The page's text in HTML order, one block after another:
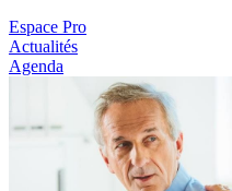
Espace Pro
Actualités
Agenda